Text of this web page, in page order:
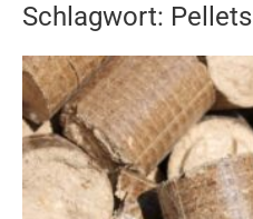
Schlagwort: Pellets